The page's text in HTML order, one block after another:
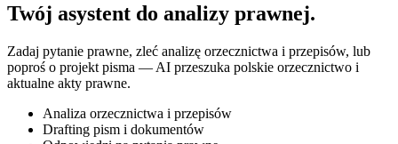
Twój asystent do analizy prawnej.
Zadaj pytanie prawne, zleć analizę orzecznictwa i przepisów, lub
poproś o projekt pisma — AI przeszuka polskie orzecznictwo i
aktualne akty prawne.
Analiza orzecznictwa i przepisów
Drafting pism i dokumentów